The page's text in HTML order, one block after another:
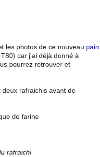
les photos de ce nouveau pain
car j'ai déjà donné à
pourrez retrouver et
rafraichis avant de
de farine
rafraichi